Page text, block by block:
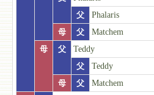
父
Phalaris
母
父
Matchem
母
父
Teddy
父
Teddy
母
父
Matchem